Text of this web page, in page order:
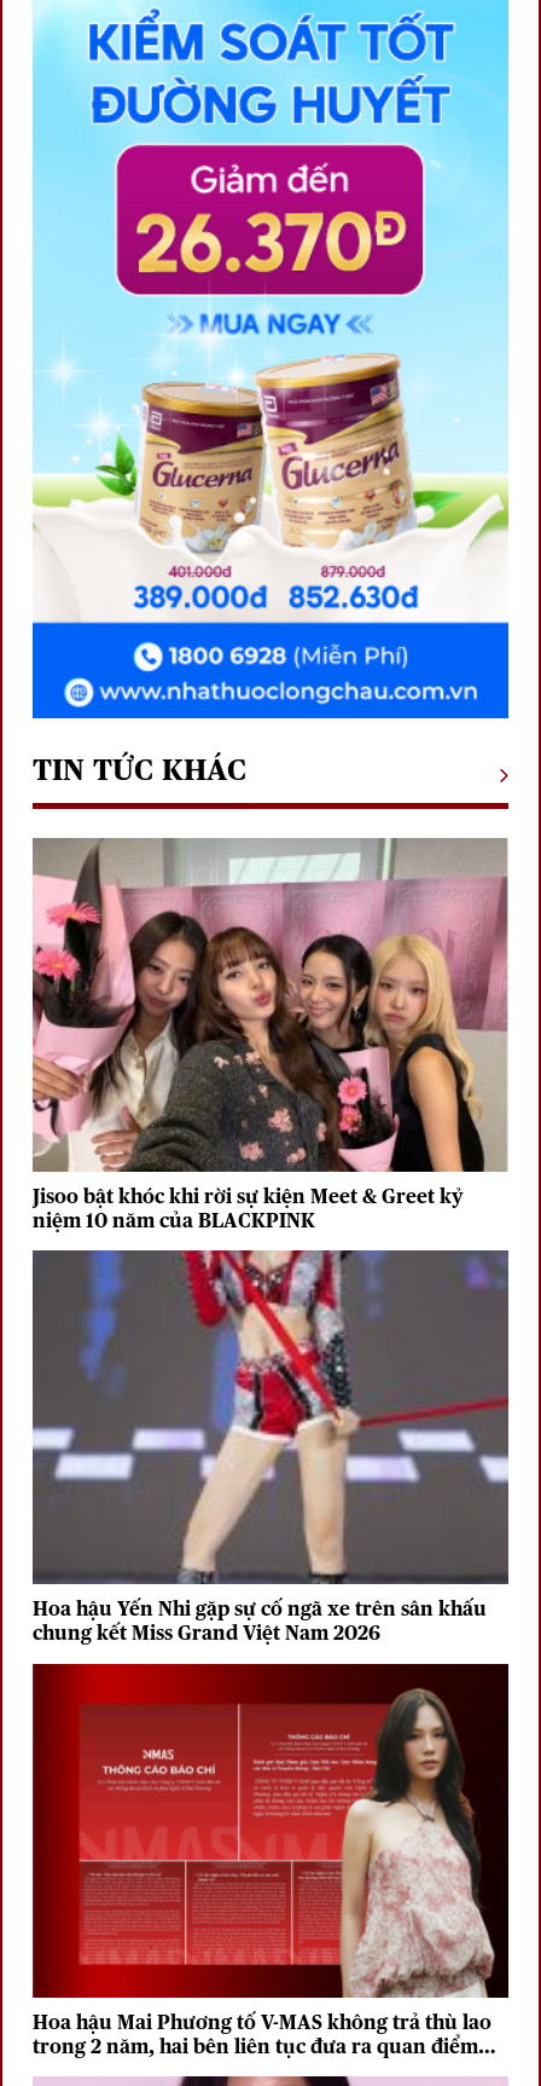
TIN TỨC KHÁC
Jisoo bật khóc khi rời sự kiện Meet & Greet kỷ
niệm 10 năm của BLACKPINK
Hoa hậu Yến Nhi gặp sự cố ngã xe trên sân khấu
chung kết Miss Grand Việt Nam 2026
Hoa hậu Mai Phương tố V-MAS không trả thù lao
trong 2 năm, hai bên liên tục đưa ra quan điểm
trái chiều